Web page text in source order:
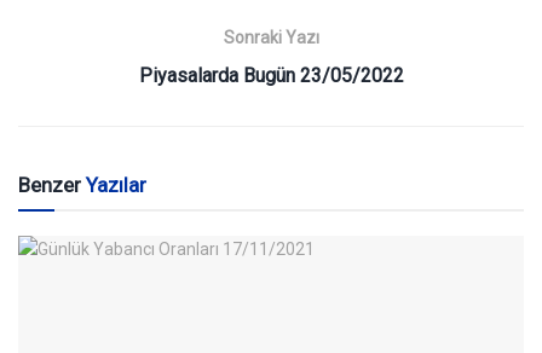
Sonraki Yazı
Piyasalarda Bugün 23/05/2022
BenzerYazılar